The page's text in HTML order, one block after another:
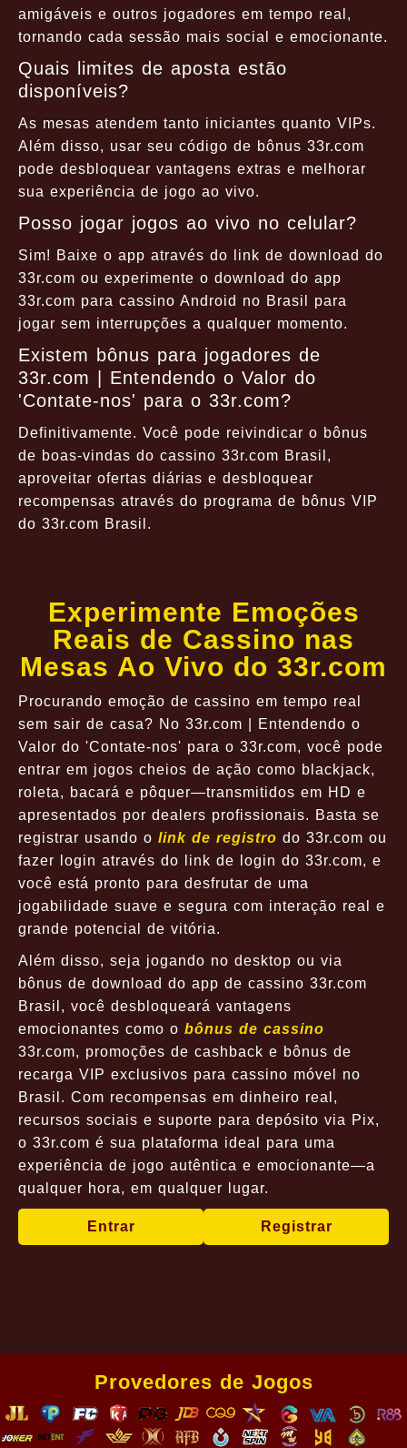
amigáveis e outros jogadores em tempo real,
tornando cada sessão mais social e emocionante.
Quais limites de aposta estão
disponíveis?
As mesas atendem tanto iniciantes quanto VIPs.
Além disso, usar seu código de bônus 33r.com
pode desbloquear vantagens extras e melhorar
sua experiência de jogo ao vivo.
Posso jogar jogos ao vivo no celular?
Sim! Baixe o app através do link de download do
33r.com ou experimente o download do app
33r.com para cassino Android no Brasil para
jogar sem interrupções a qualquer momento.
Existem bônus para jogadores de
33r.com | Entendendo o Valor do
'Contate-nos' para o 33r.com?
Definitivamente. Você pode reivindicar o bônus
de boas-vindas do cassino 33r.com Brasil,
aproveitar ofertas diárias e desbloquear
recompensas através do programa de bônus VIP
do 33r.com Brasil.
Experimente Emoções
Reais de Cassino nas
Mesas Ao Vivo do 33r.com
Procurando emoção de cassino em tempo real
sem sair de casa? No 33r.com | Entendendo o
Valor do 'Contate-nos' para o 33r.com, você pode
entrar em jogos cheios de ação como blackjack,
roleta, bacará e pôquer—transmitidos em HD e
apresentados por dealers profissionais. Basta se
registrar usando o link de registro do 33r.com ou
fazer login através do link de login do 33r.com, e
você está pronto para desfrutar de uma
jogabilidade suave e segura com interação real e
grande potencial de vitória.
Além disso, seja jogando no desktop ou via
bônus de download do app de cassino 33r.com
Brasil, você desbloqueará vantagens
emocionantes como o bônus de cassino
33r.com, promoções de cashback e bônus de
recarga VIP exclusivos para cassino móvel no
Brasil. Com recompensas em dinheiro real,
recursos sociais e suporte para depósito via Pix,
o 33r.com é sua plataforma ideal para uma
experiência de jogo autêntica e emocionante—a
qualquer hora, em qualquer lugar.
Entrar Registrar
Provedores de Jogos